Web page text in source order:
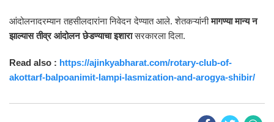
आंदोलनादरम्यान तहसीलदारांना निवेदन देण्यात आले. शेतकऱ्यांनीमागण्या मान्य न
झाल्यास तीव्र आंदोलन छेडण्याचा इशारासरकारला दिला.
Read also : https://ajinkyabharat.com/rotary-club-of-
akottarf-balpoanimit-lampi-lasmization-and-arogya-shibir/